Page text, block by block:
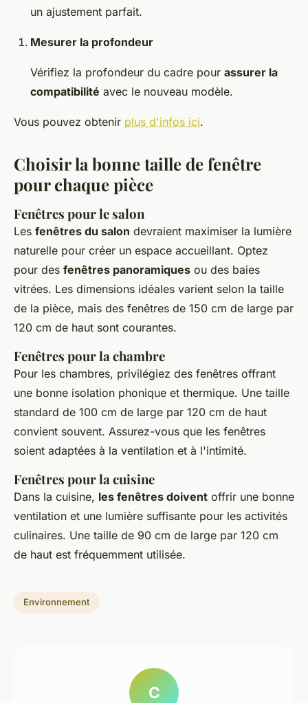
un ajustement parfait.
Mesurer la profondeur
Vérifiez la profondeur du cadre pour assurer la
compatibilité avec le nouveau modèle.
Vous pouvez obtenir plus d'infos ici.
Choisir la bonne taille de fenêtre
pour chaque pièce
Fenêtres pour le salon
Les fenêtres du salon devraient maximiser la lumière
naturelle pour créer un espace accueillant. Optez
pour des fenêtres panoramiques ou des baies
vitrées. Les dimensions idéales varient selon la taille
de la pièce, mais des fenêtres de 150 cm de large par
120 cm de haut sont courantes.
Fenêtres pour la chambre
Pour les chambres, privilégiez des fenêtres offrant
une bonne isolation phonique et thermique. Une taille
standard de 100 cm de large par 120 cm de haut
convient souvent. Assurez-vous que les fenêtres
soient adaptées à la ventilation et à l'intimité.
Fenêtres pour la cuisine
Dans la cuisine, les fenêtres doivent offrir une bonne
ventilation et une lumière suffisante pour les activités
culinaires. Une taille de 90 cm de large par 120 cm
de haut est fréquemment utilisée.
Environnement
C